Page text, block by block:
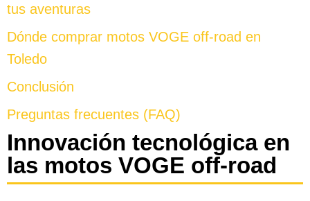
tus aventuras
Dónde comprar motos VOGE off-road en
Toledo
Conclusión
Preguntas frecuentes (FAQ)
Innovación tecnológica en
las motos VOGE off-road